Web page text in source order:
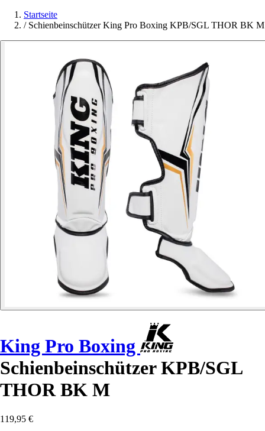
Startseite
/ Schienbeinschützer King Pro Boxing KPB/SGL THOR BK M
King Pro Boxing
Schienbeinschützer KPB/SGL
THOR BK M
119,95 €